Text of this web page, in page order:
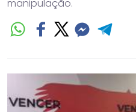
manipulação.